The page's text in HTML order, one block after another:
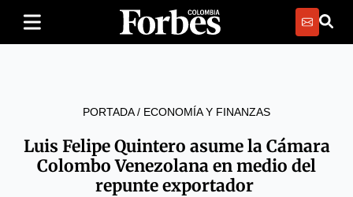
PORTADA/ ECONOMÍA Y FINANZAS
Luis Felipe Quintero asume la Cámara
Colombo Venezolana en medio del
repunte exportador